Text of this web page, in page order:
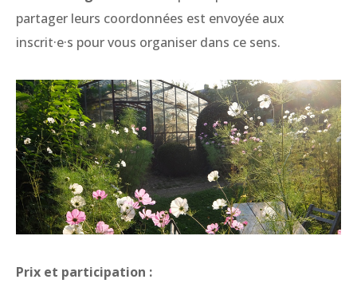
partager leurs coordonnées est envoyée aux
inscrit·e·s pour vous organiser dans ce sens.
Prix et participation :